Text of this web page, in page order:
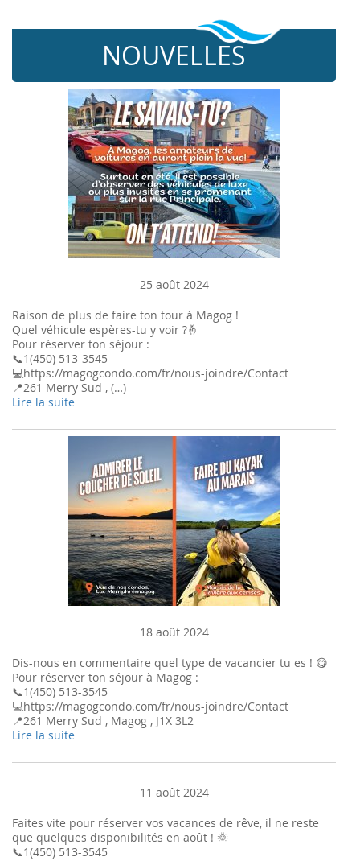
NOUVELLES
25 août 2024
Raison de plus de faire ton tour à Magog !
Quel véhicule espères-tu y voir ?🤞
Pour réserver ton séjour :
📞1(450) 513-3545
💻https://magogcondo.com/fr/nous-joindre/Contact
📍261 Merry Sud , (…)
Lire la suite
18 août 2024
Dis-nous en commentaire quel type de vacancier tu es ! 😋
Pour réserver ton séjour à Magog :
📞1(450) 513-3545
💻https://magogcondo.com/fr/nous-joindre/Contact
📍261 Merry Sud , Magog , J1X 3L2
Lire la suite
11 août 2024
Faites vite pour réserver vos vacances de rêve, il ne reste
que quelques disponibilités en août ! 🌞
📞1(450) 513-3545